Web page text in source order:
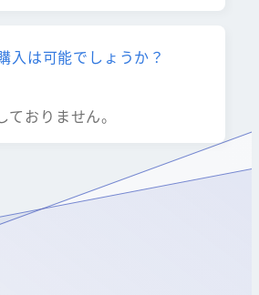
入は可能でしょうか？
おりません。